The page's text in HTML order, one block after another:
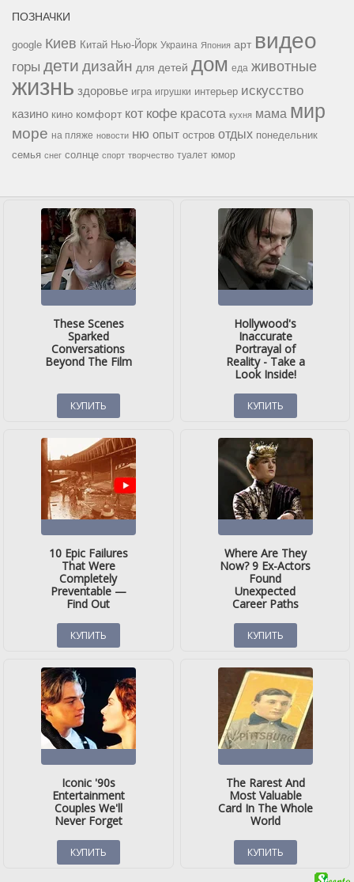
ПОЗНАЧКИ
google Киев Китай Нью-Йорк Украина Япония арт видео
горы дети дизайн для детей дом еда животные
жизнь здоровье игра игрушки интерьер искусство
казино кино комфорт кот кофе красота кухня мама мир
море на пляже новости ню опыт остров отдых понедельник
семья снег солнце спорт творчество туалет юмор